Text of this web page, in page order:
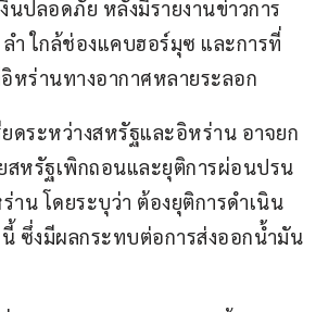
นปลอดภัย หลังมีรายงานข่าวการ
ำ ใกล้ช่องแคบฮอร์มุซ และการที่
หร่านทางอากาศหลายระลอก
ดระหว่างสหรัฐและอิหร่าน อาจยก
สหรัฐเพิกถอนและยุติการผ่อนปรน
าน โดยระบุว่า ต้องยุติการดำเนิน
ซึ่งมีผลกระทบต่อการส่งออกน้ำมัน